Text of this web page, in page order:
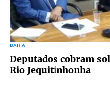
BAHIA
Deputados cobram
Rio Jequitinhonha